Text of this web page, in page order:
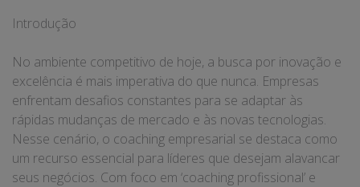
Introdução
No ambiente competitivo de hoje, a busca por inovação e
excelência é mais imperativa do que nunca. Empresas
enfrentam desafios constantes para se adaptar às
rápidas mudanças de mercado e às novas tecnologias.
Nesse cenário, o coaching empresarial se destaca como
um recurso essencial para líderes que desejam alavancar
seus negócios. Com foco em ‘coaching profissional’ e